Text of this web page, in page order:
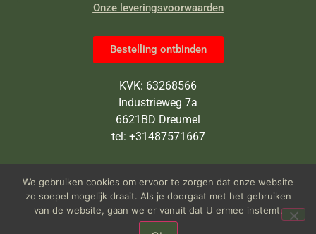
Onze leveringsvoorwaarden
Bestelling ontbinden
KVK: 63268566
Industrieweg 7a
6621BD Dreumel
tel: +31487571667
Wij zijn van maandag tot en met
vrijdag open van 9 tot 5 uur
We gebruiken cookies om ervoor te zorgen dat onze website
zo soepel mogelijk draait. Als je doorgaat met het gebruiken
van de website, gaan we er vanuit dat U ermee instemt.